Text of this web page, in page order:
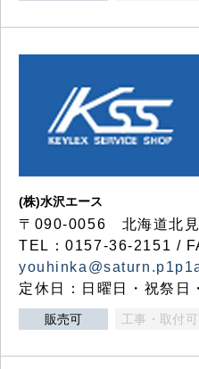
(株)水沢エース
〒090-0056 北海道北
TEL：0157-36-2151 /
定休日：日曜日・祝祭日
販売可 工事・取付可